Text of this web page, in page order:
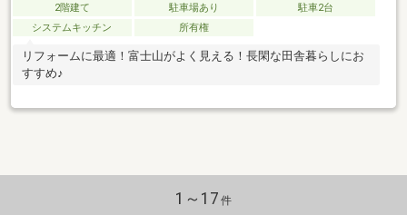
2階建て 駐車場あり
駐車2台
システムキッチン
所有権
リフォームに最適！富士山がよく見える！長閑な田舎暮らしにお
すすめ♪
1～17 件